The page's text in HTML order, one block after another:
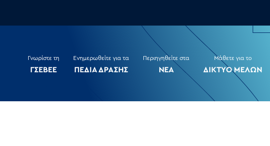
Γνωρίστε τη
ΓΣΕΒΕΕ
Ενημερωθείτε για τα
ΠΕΔΙΑ ΔΡΑΣΗΣ
Περιηγηθείτε στα
ΝΕΑ
Μάθετε για το
ΔΙΚΤΥΟ ΜΕΛΩΝ